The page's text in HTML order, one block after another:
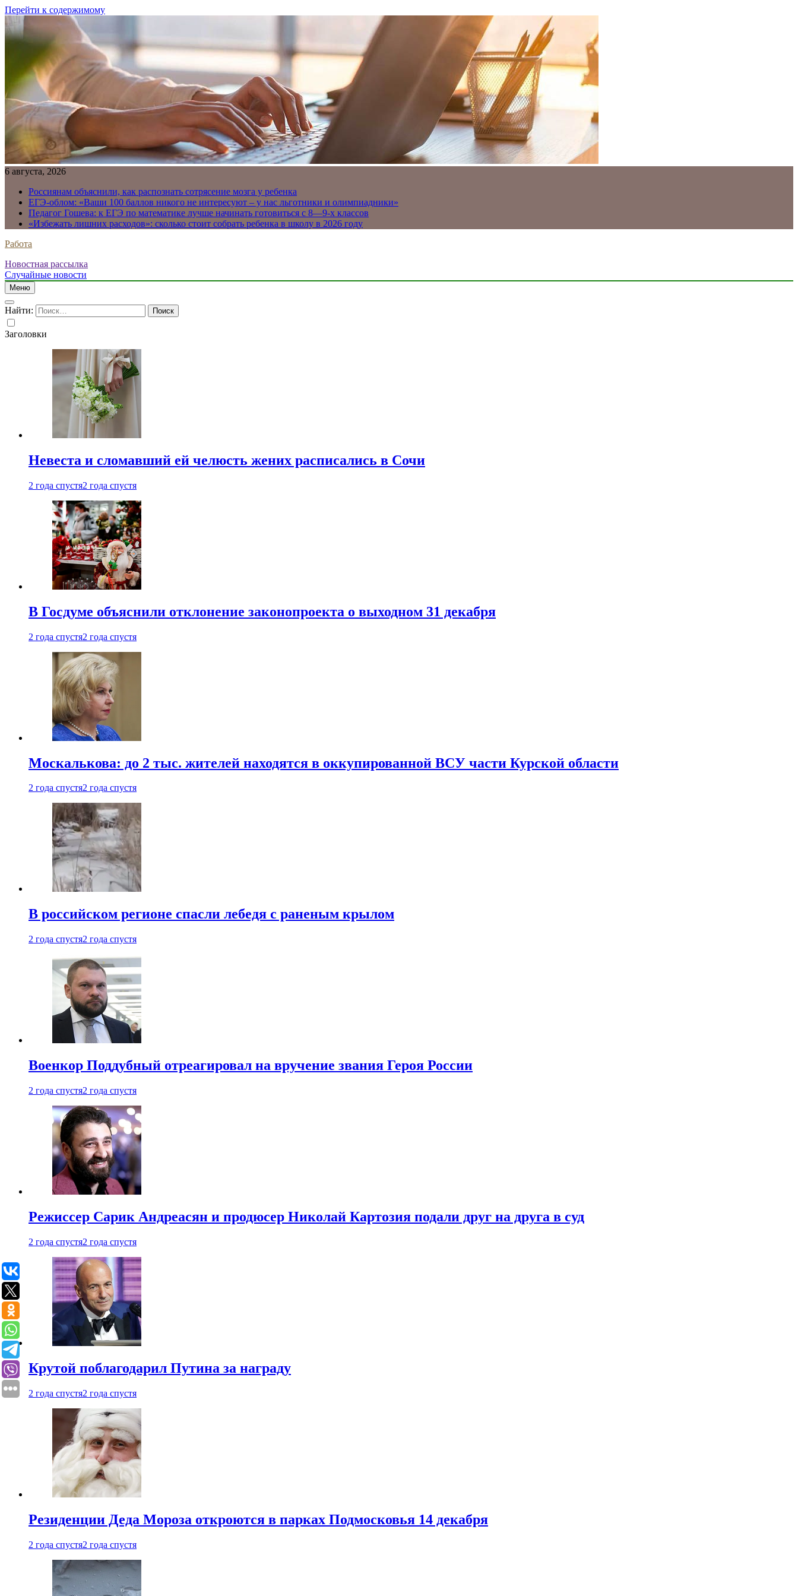
Перейти к содержимому
6 августа, 2026
Россиянам объяснили, как распознать сотрясение мозга у ребенка
ЕГЭ-облом: «Ваши 100 баллов никого не интересуют – у нас льготники и олимпиадники»
Педагог Гошева: к ЕГЭ по математике лучше начинать готовиться с 8—9-х классов
«Избежать лишних расходов»: сколько стоит собрать ребенка в школу в 2026 году
Работа
Новостная рассылка
Случайные новости
Меню
Найти:
Заголовки
Невеста и сломавший ей челюсть жених расписались в Сочи
2 года спустя2 года спустя
В Госдуме объяснили отклонение законопроекта о выходном 31 декабря
2 года спустя2 года спустя
Москалькова: до 2 тыс. жителей находятся в оккупированной ВСУ части Курской области
2 года спустя2 года спустя
В российском регионе спасли лебедя с раненым крылом
2 года спустя2 года спустя
Военкор Поддубный отреагировал на вручение звания Героя России
2 года спустя2 года спустя
Режиссер Сарик Андреасян и продюсер Николай Картозия подали друг на друга в суд
2 года спустя2 года спустя
Крутой поблагодарил Путина за награду
2 года спустя2 года спустя
Резиденции Деда Мороза откроются в парках Подмосковья 14 декабря
2 года спустя2 года спустя